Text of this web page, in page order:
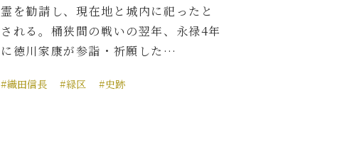
霊を勧請し、現在地と城内に祀ったと
される。桶狭間の戦いの翌年、永禄4年
に徳川家康が参詣・祈願した…
#織田信長 #緑区 #史跡